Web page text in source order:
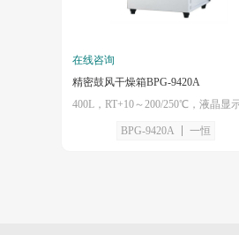
在线咨询
精密鼓风干燥箱BPG-9420A
BPG-9420A 一恒